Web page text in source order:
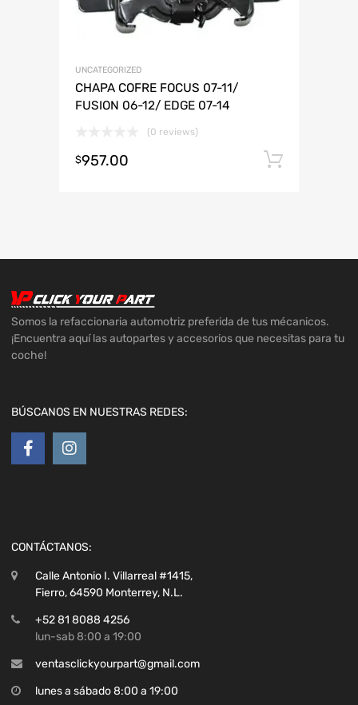
UNCATEGORIZED
CHAPA COFRE FOCUS 07-11/
FUSION 06-12/ EDGE 07-14
(0 reviews)
$957.00
Somos la refaccionaria automotriz preferida de tus mécanicos.
¡Encuentra aquí las autopartes y accesorios que necesitas para tu
coche!
BÚSCANOS EN NUESTRAS REDES:
CONTÁCTANOS:
Calle Antonio I. Villarreal #1415,
Fierro, 64590 Monterrey, N.L.
+52 81 8088 4256
lun-sab 8:00 a 19:00
ventasclickyourpart@gmail.com
lunes a sábado 8:00 a 19:00